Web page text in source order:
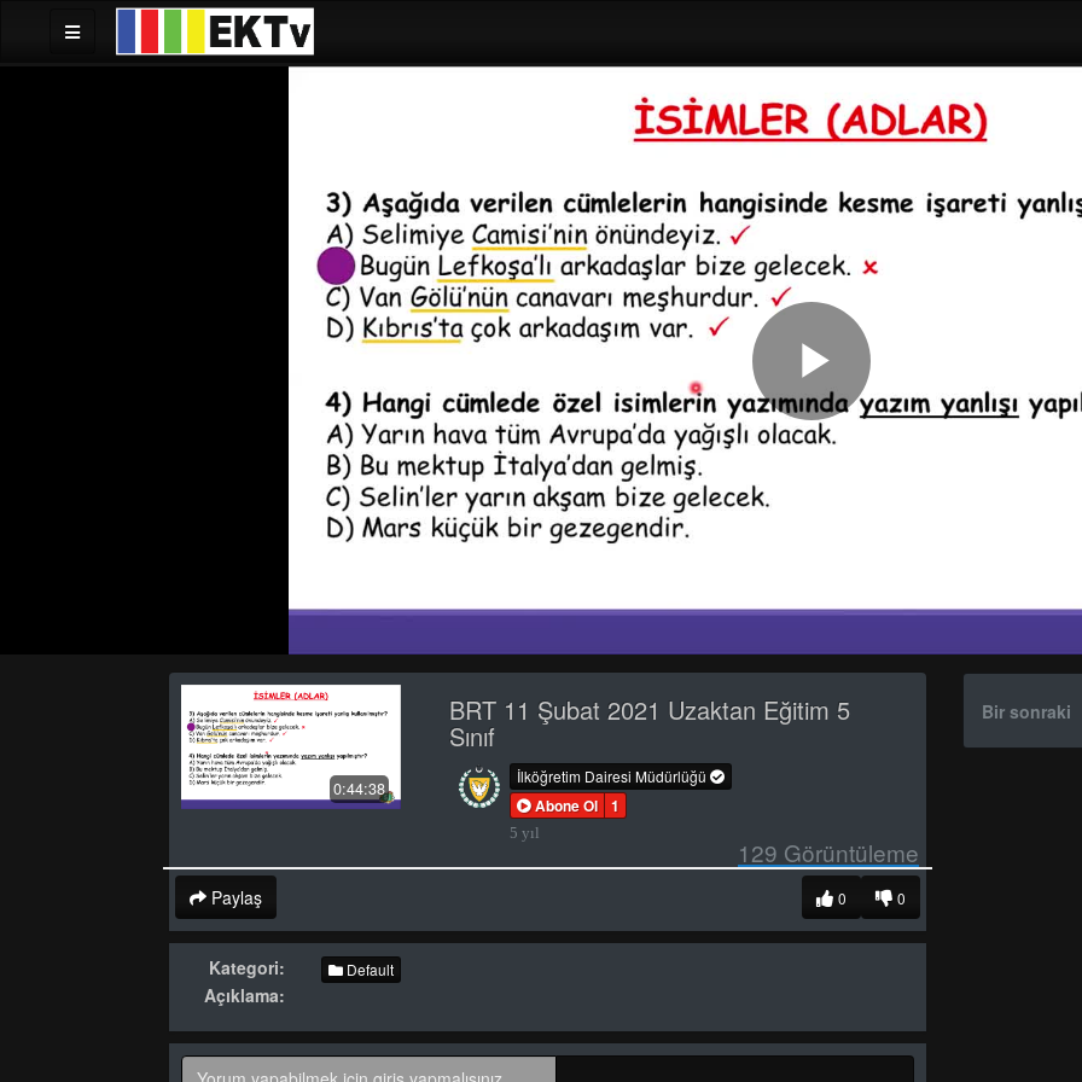
Play
0:44:38
BRT 11 Şubat 2021 Uzaktan Eğitim 5
Sınıf
İlköğretim Dairesi Müdürlüğü
Abone Ol 1
5 yıl
129 Görüntüleme
Paylaş 0
0
Kategori: Default
Açıklama:
Bir sonraki